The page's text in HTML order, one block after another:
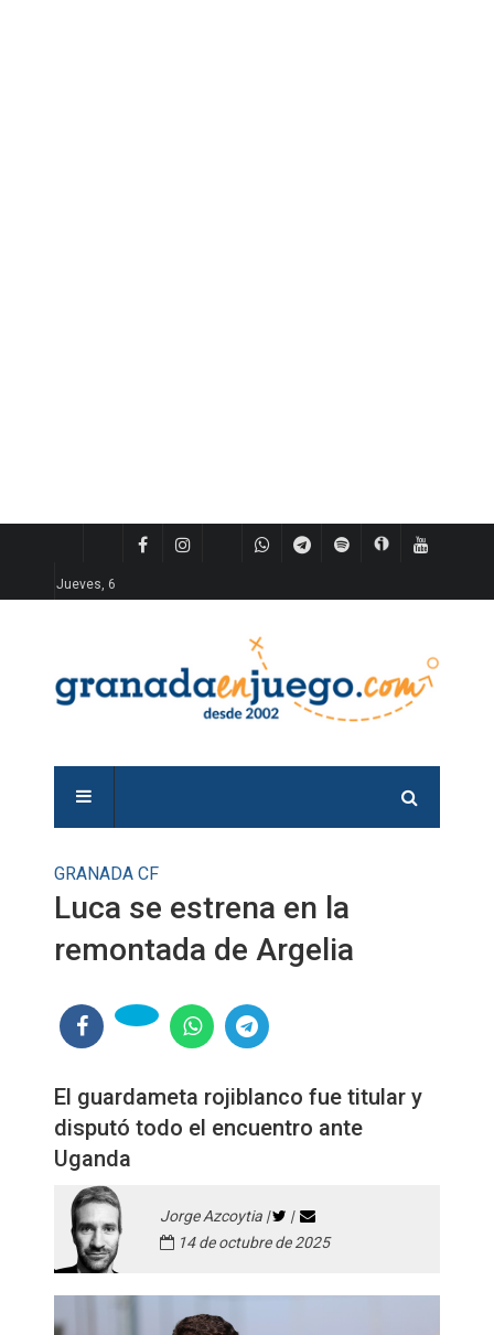
Jueves, 6
GRANADA CF
Luca se estrena en la
remontada de Argelia
El guardameta rojiblanco fue titular y
disputó todo el encuentro ante
Uganda
Jorge Azcoytia |
|
14 de octubre de 2025